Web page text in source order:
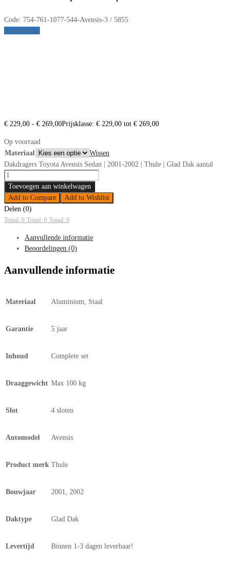
Code: 754-761-1077-544-Avensis-3 / 5855
Aanbieding!
€ 229,00 - € 269,00Prijsklasse: € 229,00 tot € 269,00
Op voorraad
Materiaal
Wissen
Dakdragers Toyota Avensis Sedan | 2001-2002 | Thule | Glad Dak aantal
Toevoegen aan winkelwagen
Add to Compare
Add to Wishlist
Delen (0)
Totaal: 0 Totaal: 0 Totaal: 0
Aanvullende informatie
Beoordelingen (0)
Aanvullende informatie
Materiaal Aluminium, Staal
Garantie 5 jaar
Inhoud Complete set
Draaggewicht Max 100 kg
Slot 4 sloten
Automodel Avensis
Product merk Thule
Bouwjaar 2001, 2002
Daktype Glad Dak
Levertijd Binnen 1-3 dagen leverbaar!